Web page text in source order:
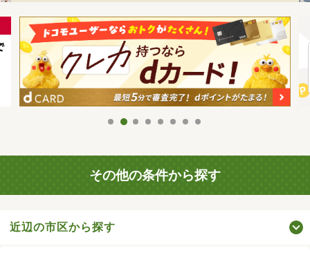
その他の条件から探す
近辺の市区から探す